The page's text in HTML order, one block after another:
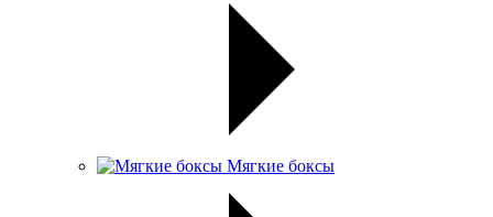
Мягкие боксы